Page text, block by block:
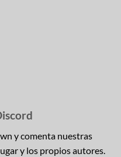
y comenta nuestras
y los propios autores.